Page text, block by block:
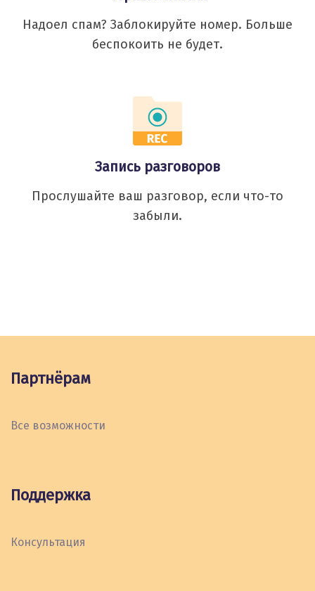
Надоел спам? Заблокируйте номер. Больше
беспокоить не будет.
Запись разговоров
Прослушайте ваш разговор, если что-то
забыли.
Партнёрам
Все возможности
Поддержка
Консультация